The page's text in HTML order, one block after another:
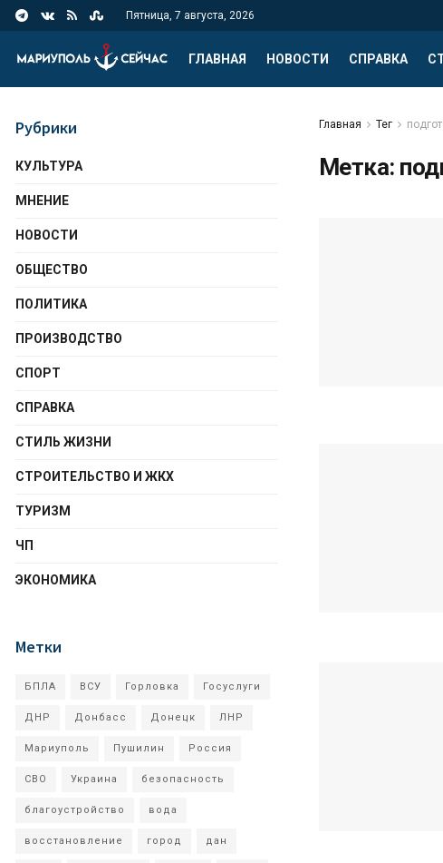
Пятница, 7 августа, 2026
ГЛАВНАЯ НОВОСТИ СПРАВКА
Главная Тег
Метка:
Рубрики
КУЛЬТУРА
МНЕНИЕ
НОВОСТИ
ОБЩЕСТВО
ПОЛИТИКА
ПРОИЗВОДСТВО
СПОРТ
СПРАВКА
СТИЛЬ ЖИЗНИ
СТРОИТЕЛЬСТВО И ЖКХ
ТУРИЗМ
ЧП
ЭКОНОМИКА
Метки
БПЛА ВСУ Горловка Госуслуги
ДНР Донбасс Донецк ЛНР
Мариуполь Пушилин Россия
СВО Украина безопасность
благоустройство вода
восстановление город дан